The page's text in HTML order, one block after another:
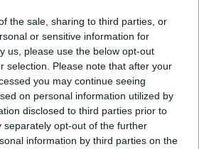
the sale, sharing to third parties, or
or sensitive information for
us, please use the below opt-out
selection. Please note that after your
you may continue seeing
on personal information utilized by
disclosed to third parties prior to
separately opt-out of the further
information by third parties on the
ulottuu nyt
– tältä näyttää